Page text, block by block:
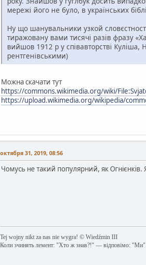
мережі його не було, в українських
Ну що шанувальники узкой
тиражовану вами тисячі разів фразу
вийшов 1912 р у співавторстві
рентгенівськими)
Можна скачати тут
https://commons.wikimedia.org/wiki/
https://upload.wikimedia.org/wikipedia/
октября 31, 2019, 08:56
Чомусь не такий популярний, як
Tej wojny nikt za nas nie wygra! © Wiedźmin III
Коли зчинять лемент: "Хто ж знав?!" — відповімо: "Ми".